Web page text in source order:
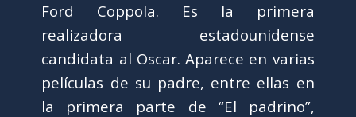
Ford Coppola. Es la primera
realizadora estadounidense
candidata al Oscar. Aparece en varias
películas de su padre, entre ellas en
la primera parte de “El padrino”,